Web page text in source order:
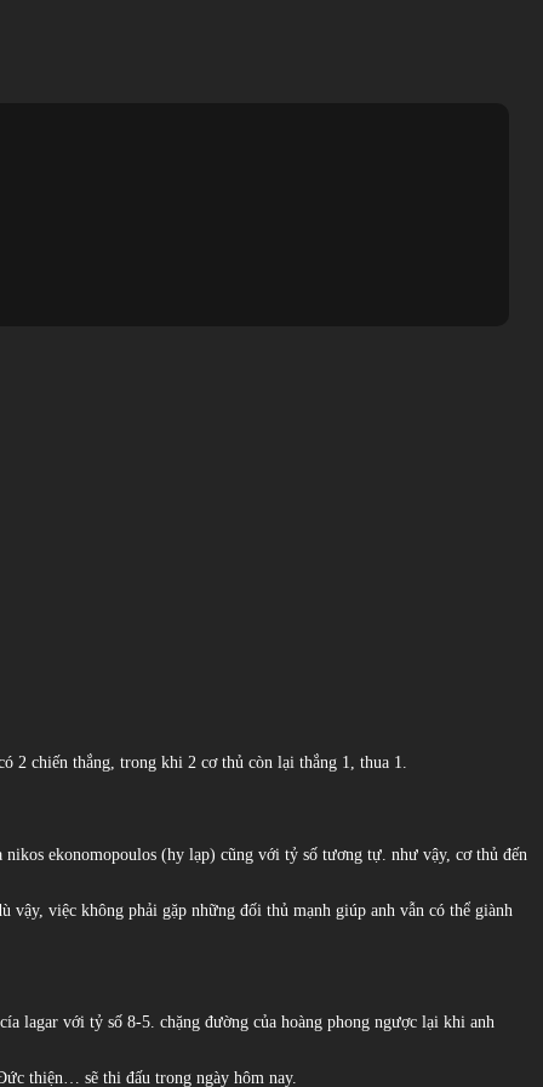
2 chiến thắng, trong khi 2 cơ thủ còn lại thắng 1, thua 1.
ekonomopoulos (hy lạp) cũng với tỷ số tương tự. như vậy, cơ thủ đến
việc không phải gặp những đối thủ mạnh giúp anh vẫn có thể giành
lagar với tỷ số 8-5. chặng đường của hoàng phong ngược lại khi anh
thiện… sẽ thi đấu trong ngày hôm nay.